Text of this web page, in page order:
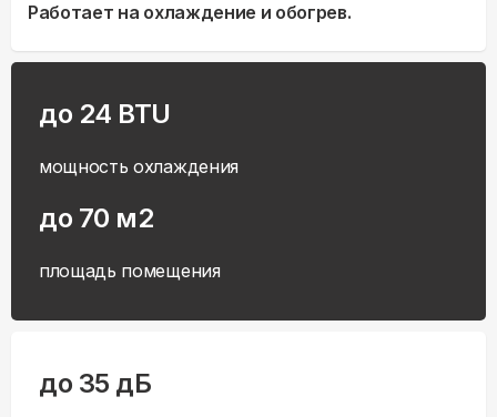
Работает на охлаждение и обогрев.
до 24 BTU
мощность охлаждения
до 70 м2
площадь помещения
до 35 дБ